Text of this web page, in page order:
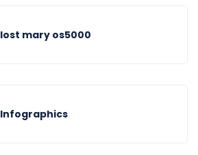
lost mary os5000
Infographics